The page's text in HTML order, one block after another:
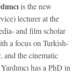
is the new
lecturer at the
and film scholar
a focus on Turkish-
and the cinematic
has a PhD in